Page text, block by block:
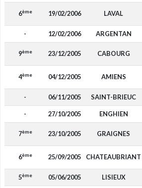
6ème 19/02/2006 LAVAL
- 12/02/2006 ARGENTAN
9ème 23/12/2005 CABOURG
4ème 04/12/2005 AMIENS
- 06/11/2005 SAINT-BRIEUC
- 27/10/2005 ENGHIEN
7ème 23/10/2005 GRAIGNES
6ème 25/09/2005 CHATEAUBRIANT
5ème 05/06/2005 LISIEUX